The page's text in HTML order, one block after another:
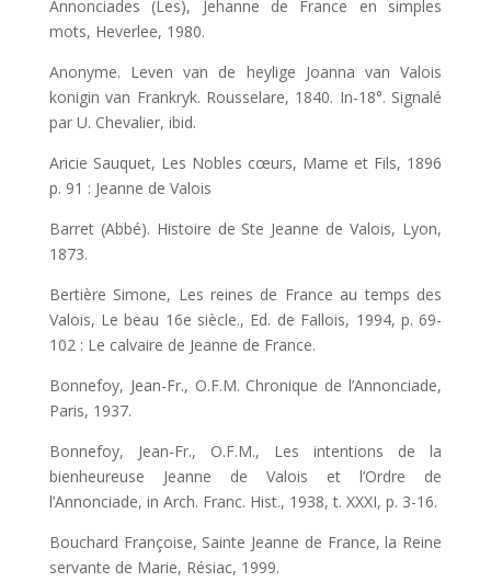
Annonciades (Les), Jehanne de France en simples
mots, Heverlee, 1980.
Anonyme. Leven van de heylige Joanna van Valois
konigin van Frankryk. Rousselare, 1840. In-18°. Signalé
par U. Chevalier, ibid.
Aricie Sauquet, Les Nobles cœurs, Mame et Fils, 1896
p. 91 : Jeanne de Valois
Barret (Abbé). Histoire de Ste Jeanne de Valois, Lyon,
1873.
Bertière Simone, Les reines de France au temps des
Valois, Le beau 16e siècle., Ed. de Fallois, 1994, p. 69-
102 : Le calvaire de Jeanne de France.
Bonnefoy, Jean-Fr., O.F.M. Chronique de l’Annonciade,
Paris, 1937.
Bonnefoy, Jean-Fr., O.F.M., Les intentions de la
bienheureuse Jeanne de Valois et l’Ordre de
l’Annonciade, in Arch. Franc. Hist., 1938, t. XXXI, p. 3-16.
Bouchard Françoise, Sainte Jeanne de France, la Reine
servante de Marie, Résiac, 1999.